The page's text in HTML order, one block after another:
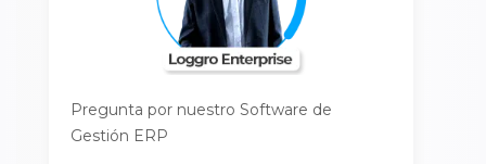
Pregunta por nuestro Software de
Gestión ERP